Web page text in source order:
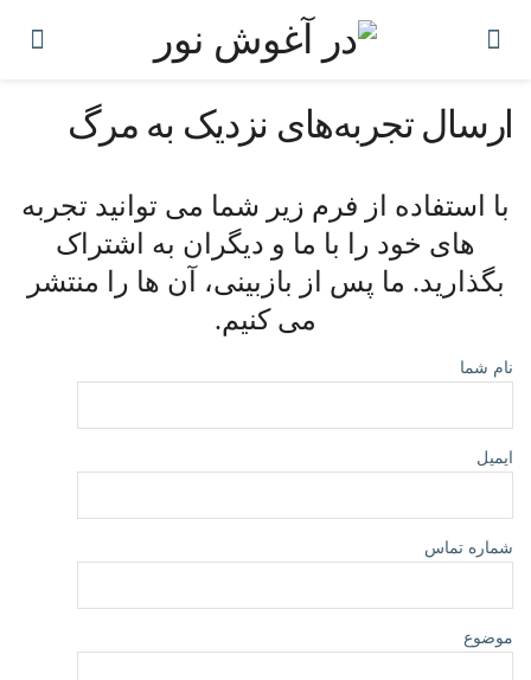
ارسال تجربه‌های نزدیک به مرگ
با استفاده از فرم زیر شما می توانید تجربه
های خود را با ما و دیگران به اشتراک
بگذارید. ما پس از بازبینی، آن ها را منتشر
می کنیم.
نام شما
ایمیل
شماره تماس
موضوع